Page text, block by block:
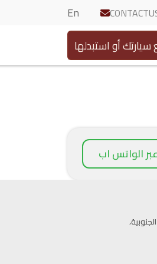
En
سيارتك أو استبدلها
الواتس اب